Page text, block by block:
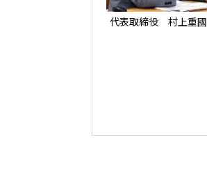
代表取締役 村上重國